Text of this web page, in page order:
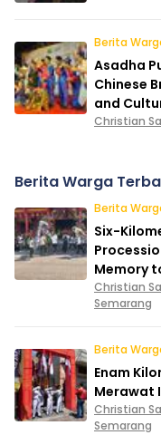
Berita
Asadha
Chinese
and
Christian
Berita Warga
Berita
Six-
Memory
Christian
Semarang
Berita
Enam
Merawat
Christian
Semarang